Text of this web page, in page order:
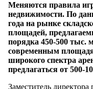
Меняются правила
недвижимости. По
года на рынке
площадей,
порядка 450-500 тыс.
современным
широкого спектра
предлагаться от 500-
Заместитель